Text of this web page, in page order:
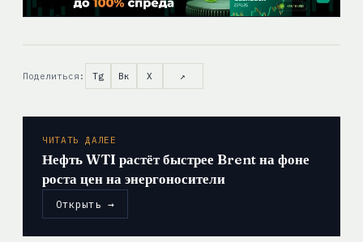
Поделиться: Tg Вк X ↗
ЧИТАТЬ ДАЛЕЕ
Нефть WTI растёт быстрее Brent на фоне
роста цен на энергоносители
Открыть →